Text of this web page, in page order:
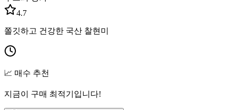
4.7
쫄깃하고 건강한 국산 찰현미
📈 매수 추천
지금이 구매 최적기입니다!